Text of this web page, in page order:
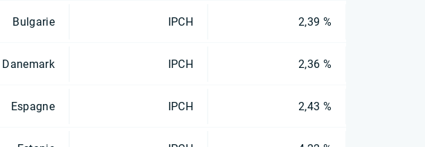
Bulgarie IPCH 2,39 %
Danemark IPCH 2,36 %
Espagne IPCH 2,43 %